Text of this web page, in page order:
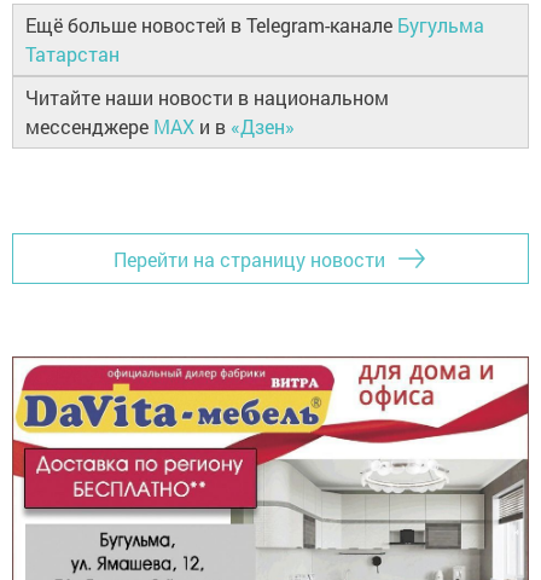
Ещё больше новостей в Telegram-канале Бугульма
Татарстан
Читайте наши новости в национальном
мессенджере MAX и в «Дзен»
Перейти на страницу новости